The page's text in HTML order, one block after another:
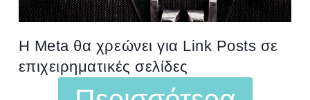
H Meta θα χρεώνει για Link Posts σε
επιχειρηματικές σελίδες